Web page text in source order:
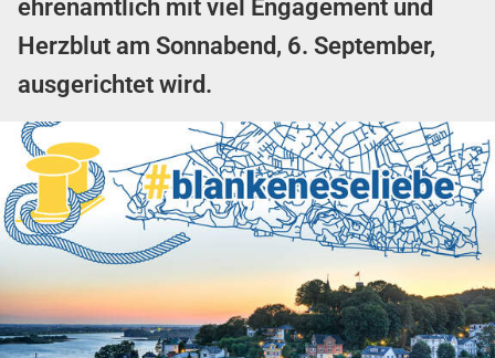
ehrenamtlich mit viel Engagement und
Herzblut am Sonnabend, 6. September,
ausgerichtet wird.